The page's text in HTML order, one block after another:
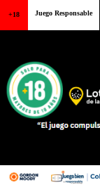
+18 Juego Responsable